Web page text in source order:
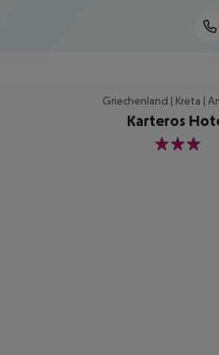
Griechenland | Kreta |
Karteros
3